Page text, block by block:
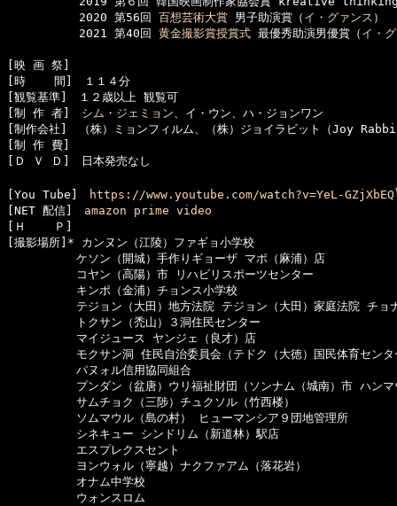
  　　　　　2020 第56回
百想芸術大賞 男子助演賞（ イ・グァンス ）
  　　　　　2021 第40回
黄金撮影賞授賞式 最優秀助演男優賞（ イ・
[映 画 祭]
[時    間]　１１４分
[観覧基準]　１２歳以上 観覧可
[制 作 者] シム・ジェミョン、イ・ウン、ハ・ジョンワン
[制作会社]　（株）ミョンフィルム、（株）ジョイラビット（Joy
[制 作 費]
[Ｄ Ｖ Ｄ]　日本発売なし
[You Tube]
https://www.youtube.com/watch?v=YeL-GZjXbEQ
[NET 配信] amazon prime video
[Ｈ    Ｐ]
[撮影場所]* カンヌン（江陵）ファギョ小学校
ケソン（開城）手作りギョーザ マポ（麻浦）店
コヤン（高陽）市 リハビリスポーツセンター
キンポ（金浦）チョンス小学校
テジョン（大田）地方法院 テジョン（大田）家庭法院 チョナ
トクサン（禿山）３洞住民センター
マイジュース ヤンジェ（良才）店
モクサン洞 住民自治委員会（テドク（大徳）国民体育センタ
パヌォル信用協同組合
プンダン（盆唐）ウリ福祉財団（ソンナム（城南）市 ハンマ
サムチョク（三陟）チュクソル（竹西楼）
ソムマウル（島の村） ヒューマンシア９団地管理所
シネキュー シンドリム（新道林）駅店
エスプレクスセント
ヨンウォル（寧越）ナクファアム（落花岩）
オナム中学校
ウォンスロム